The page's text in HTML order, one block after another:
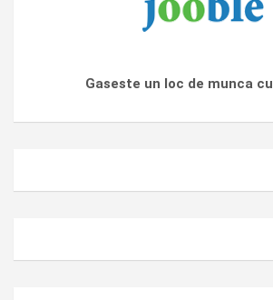
Gaseste un loc de munca cu